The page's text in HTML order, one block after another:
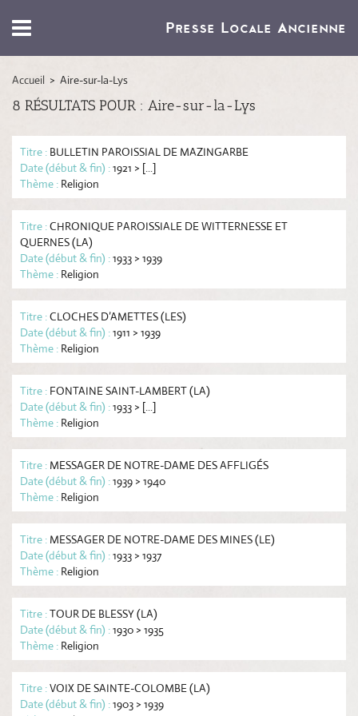
Recherche
Recherche avancée
Lens-Béthune
Roubaix
Fonctions avancées
Liste des villes
Tri par date
Toggle
navigation
Presse Locale Ancienne
Accueil > Aire-sur-la-Lys
8 RÉSULTATS POUR : Aire-sur-la-Lys
Titre : BULLETIN PAROISSIAL DE MAZINGARBE
Date (début & fin) :1921 > [...]
Thème : Religion
Titre :CHRONIQUE PAROISSIALE DE WITTERNESSE ET
QUERNES (LA)
Date (début & fin) :1933 > 1939
Thème : Religion
Titre :CLOCHES D’AMETTES (LES)
Date (début & fin) :1911 > 1939
Thème : Religion
Titre : FONTAINE SAINT-LAMBERT (LA)
Date (début & fin) :1933 > [...]
Thème : Religion
Titre : MESSAGER DE NOTRE-DAME DES AFFLIGÉS
Date (début & fin) :1939 > 1940
Thème : Religion
Titre : MESSAGER DE NOTRE-DAME DES MINES (LE)
Date (début & fin) :1933 > 1937
Thème : Religion
Titre :TOUR DE BLESSY (LA)
Date (début & fin) :1930 > 1935
Thème : Religion
Titre :VOIX DE SAINTE-COLOMBE (LA)
Date (début & fin) :1903 > 1939